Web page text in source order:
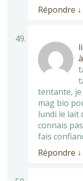
Répondre ↓
tentante,
mag bio
lundi le lait
connais
fais
Répondre ↓